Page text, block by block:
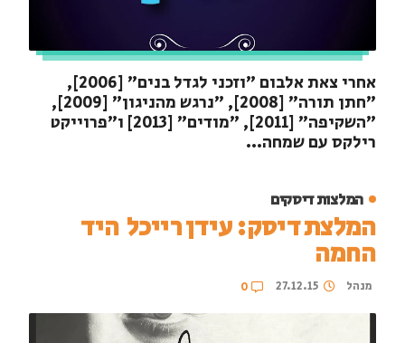
אחרי צאת אלבום "וזכני לגדל בנים" [2006],
"חתן תורה" [2008], "נרגש מהניגון" [2009],
"השקיפה" [2011], "מודים" [2013] ו"פרוייקט
רילקס עם שמחה...
המלצות דיסקים
המלצת דיסק: עידן רייכל ­ היד
החמה
מנהל 27.12.15
0